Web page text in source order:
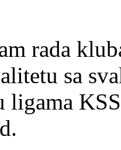
rada
sa
ligama